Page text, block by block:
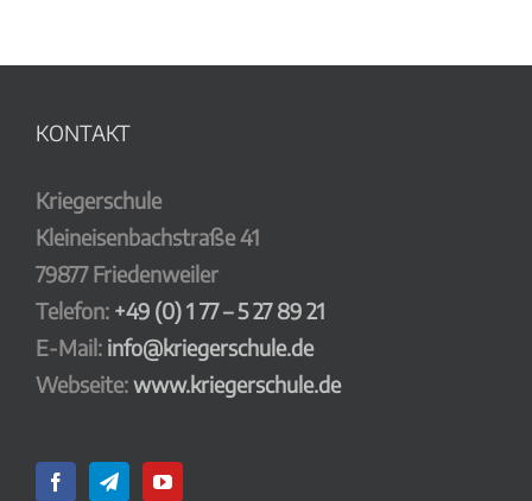
KONTAKT
Kriegerschule
Kleineisenbachstraße 41
79877 Friedenweiler
Telefon: +49 (0) 1 77 – 5 27 89 21
E-Mail: info@kriegerschule.de
Webseite:www.kriegerschule.de